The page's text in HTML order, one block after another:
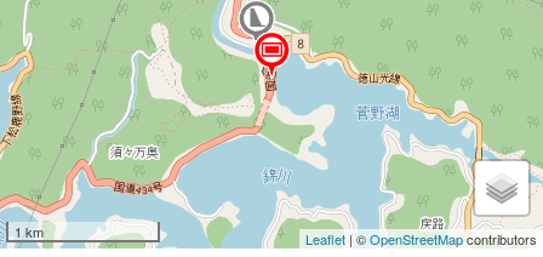
1
1 km Leaflet | ©OpenStreetMapcontributors